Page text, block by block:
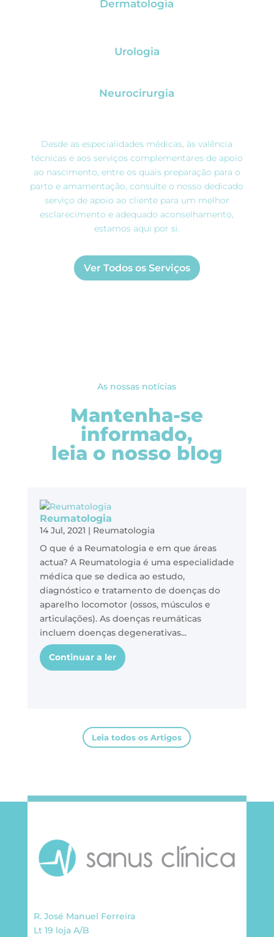
Dermatologia
Urologia
Neurocirurgia
Desde as especialidades médicas, às valência
técnicas e aos serviços complementares de apoio
ao nascimento, entre os quais preparação para o
parto e amamentação, consulte o nosso dedicado
serviço de apoio ao cliente para um melhor
esclarecimento e adequado aconselhamento,
estamos aqui por si.
Ver Todos os Serviços
As nossas notícias
Mantenha-se
informado,
leia o nosso blog
Reumatologia
14 Jul, 2021 | Reumatologia
O que é a Reumatologia e em que áreas
actua? A Reumatologia é uma especialidade
médica que se dedica ao estudo,
diagnóstico e tratamento de doenças do
aparelho locomotor (ossos, músculos e
articulações). As doenças reumáticas
incluem doenças degenerativas...
Continuar a ler
Leia todos os Artigos
R. José Manuel Ferreira
Lt 19 loja A/B